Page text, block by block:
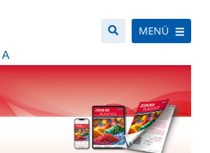
MENÜ